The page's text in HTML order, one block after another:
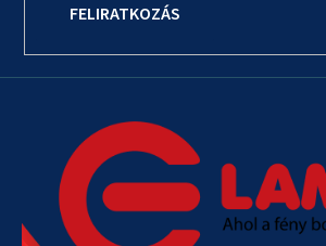
FELIRATKOZÁS